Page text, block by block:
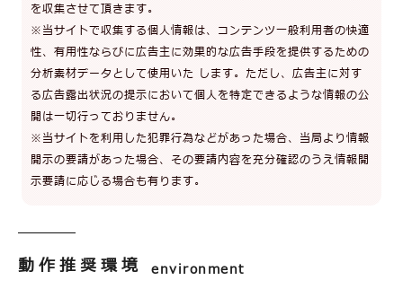
を収集させて頂きます。
※当サイトで収集する個人情報は、コンテンツ一般利用者の快適
性、有用性ならびに広告主に効果的な広告手段を提供するための
分析素材データとして使用いた します。ただし、広告主に対す
る広告露出状況の提示において個人を特定できるような情報の公
開は一切行っておりません。
※当サイトを利用した犯罪行為などがあった場合、当局より情報
開示の要請があった場合、その要請内容を充分確認のうえ情報開
示要請に応じる場合も有ります。
動作推奨環境 environment